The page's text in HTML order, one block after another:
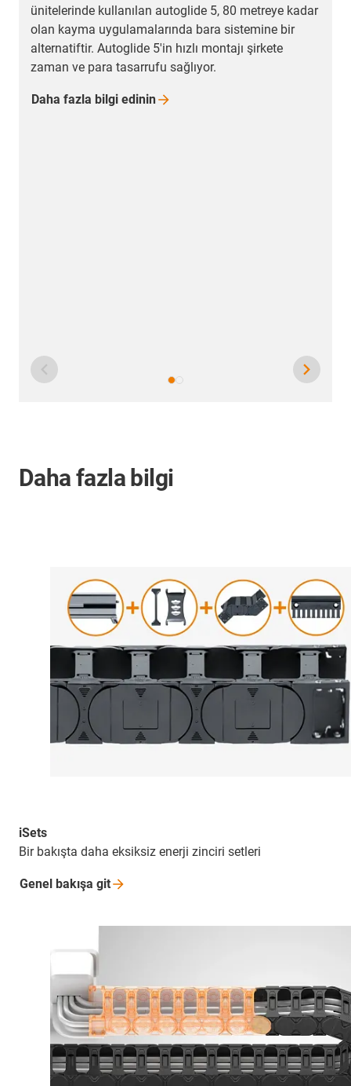
ünitelerinde kullanılan autoglide 5, 80 metreye kadar
olan kayma uygulamalarında bara sistemine bir
alternatiftir. Autoglide 5'in hızlı montajı şirkete
zaman ve para tasarrufu sağlıyor.
Daha fazla bilgi edinin
Daha fazla bilgi
iSets
Bir bakışta daha eksiksiz enerji zinciri setleri
Genel bakışa git